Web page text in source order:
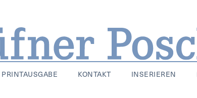
PRINTAUSGABE KONTAKT INSERIEREN